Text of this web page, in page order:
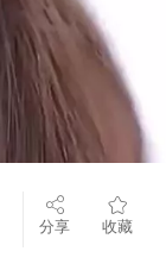
分享 收藏